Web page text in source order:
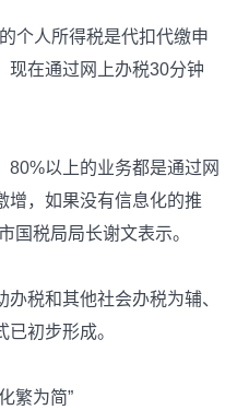
人所得税是代扣代缴申
现在通过网上办税30分钟
以上的业务都是通过网
增，如果没有信息化的推
国税局局长谢文表示。
税和其他社会办税为辅、
初步形成。
为简”